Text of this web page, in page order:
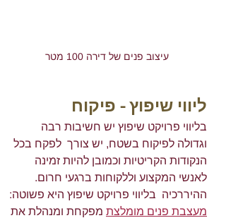
עיצוב פנים של דירה 100 מטר
ליווי שיפוץ - פיקוח
בליווי פרויקט שיפוץ יש חשיבות רבה
וגדולה לפיקוח בשטח, יש צורך  לפקח בכל
הנקודות הקריטיות וכמובן להיות זמינה
לאנשי המקצוע וללקוחות ברגעי חרום.
ההיררכיה  בליווי פרויקט שיפוץ היא פשוטה:
מעצבת פנים מומלצת מפקחת ומנהלת את